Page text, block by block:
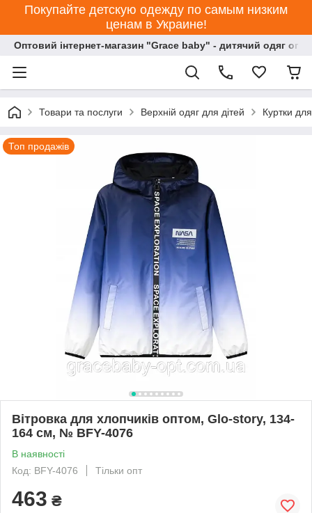
Покупайте детскую одежду по самым низким
ценам в Украине!
Оптовий інтернет-магазин "Grace baby" - дитячий одяг
Товари та послуги Верхній одяг для дітей Куртки
Топ продажів
Вітровка для хлопчиків оптом, Glo-story, 134-
164 см, № BFY-4076
В наявності
Код: BFY-4076
Тільки опт
463 ₴